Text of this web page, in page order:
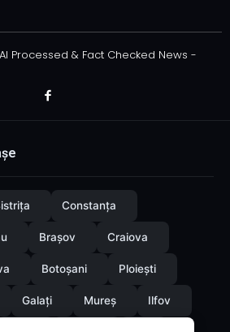
Processed & Fact Checked News -
Constanța
Brașov Craiova
Botoșani Ploiești
Galați Mureș Ilfov